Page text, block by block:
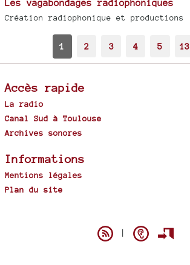
Les vagabondages radiophoniques
Création radiophonique et productions
1 2 3 4 5 13
Accès rapide
La radio
Canal Sud à Toulouse
Archives sonores
Informations
Mentions légales
Plan du site
|